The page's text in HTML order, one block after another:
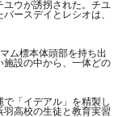
ウが誘拐された。チユ
ースデイとレシオは、
ム標本体頭部を持ち出
施設の中から、一体どの
「イデアル」を精製し
高校の生徒と教育実習